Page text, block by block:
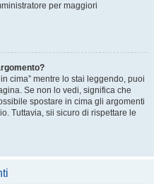
per maggiori
cima” mentre lo stai leggendo, puoi
Se non lo vedi, significa che
spostare in cima gli argomenti
Tuttavia, sii sicuro di rispettare le